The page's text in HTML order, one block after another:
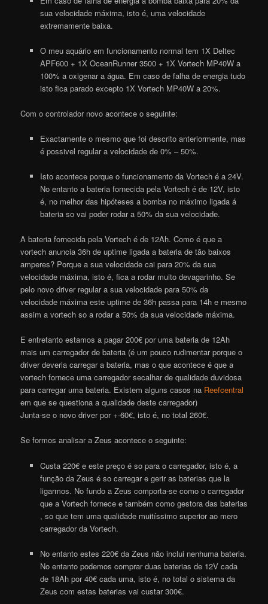
sua velocidade máxima, isto é, uma velocidade
extremamente baixa.
O meu aquário em funcionamento normal tem 1X Deltec
APF600 + 1X OceanRunner 3500 + 1X VortechMP40W a
100% a oxigenar a água. Em caso de falha de energia tudo
isto fica parado excepto 1X VortechMP40W a 20%.
Com o controlador novo acontece o seguinte:
Exactamente o mesmo que foi descrito anteriormente, mas
é possivel regular a velocidade de 0% – 50%.
Isto acontece porque o funcionamento da Vorteché a 24V.
No entanto a bateria fornecida pela Vorteché de 12V, isto
é, no melhor das hipóteses a bomba no máximo ligada á
bateria so vai poder rodar a 50% da sua velocidade.
A bateria fornecida pelaVortech é de 12Ah. Como é que a
vortech anuncia 36h de uptime ligada a bateria de tão baixos
amperes? Porque a sua velocidade cai para 20% da sua
velocidade máxima, isto é, fica a rodar muito devagarinho. Se
pelo novo driver regular a sua velocidade para 50% da
velocidade máxima este uptime de 36h passa para 14h e mesmo
assim avortech so a rodar a 50% da sua velocidade máxima.
E entretanto estamos a pagar 200€ por uma bateria de 12Ah
mais um carregador de bateria (é um pouco rudimentar porque o
driver deveria carregar a bateria, mas o que acontece é que a
vortech fornece uma carregador secalhar de qualidade duvidosa
para carregar uma bateria. Existem alguns casos na Reefcentral
em que se questiona a qualidade deste carregador)
Junta-se o novo driver por +-60€, isto é, no total 260€.
Se formos analisar a Zeus acontece o seguinte:
Custa 220€ e este preço é so para o carregador, isto é, a
função da Zeus é so carregar e gerir as baterias que la
ligarmos. No fundo a Zeus comporta-se como o carregador
que a Vortechfornece e também como gestora das baterias
, so que tem uma qualidade muitíssimo superior ao mero
carregador da Vortech.
No entanto estes 220€ da Zeus não inclui nenhuma bateria.
No entanto podemos comprar duas baterias de 12V cada
de 18Ah por 40€ cada uma, isto é, no total o sistema da
Zeus com estas baterias vai custar 300€.